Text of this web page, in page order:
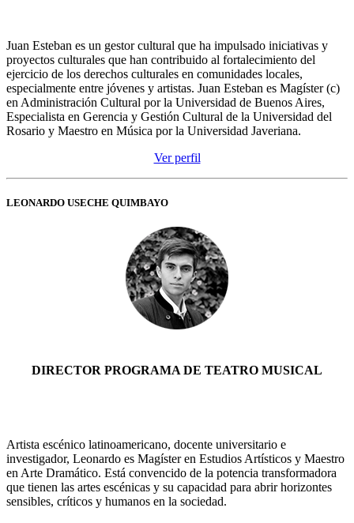
Juan Esteban es un gestor cultural que ha impulsado iniciativas y
proyectos culturales que han contribuido al fortalecimiento del
ejercicio de los derechos culturales en comunidades locales,
especialmente entre jóvenes y artistas. Juan Esteban es Magíster (c)
en Administración Cultural por la Universidad de Buenos Aires,
Especialista en Gerencia y Gestión Cultural de la Universidad del
Rosario y Maestro en Música por la Universidad Javeriana.
Ver perfil
LEONARDO USECHE QUIMBAYO
DIRECTOR PROGRAMA DE TEATRO MUSICAL
Artista escénico latinoamericano, docente universitario e
investigador, Leonardo es Magíster en Estudios Artísticos y Maestro
en Arte Dramático. Está convencido de la potencia transformadora
que tienen las artes escénicas y su capacidad para abrir horizontes
sensibles, críticos y humanos en la sociedad.